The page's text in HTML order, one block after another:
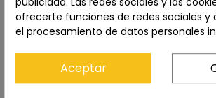
ofrecerte funciones de redes sociales y
el procesamiento de datos personales
Aceptar